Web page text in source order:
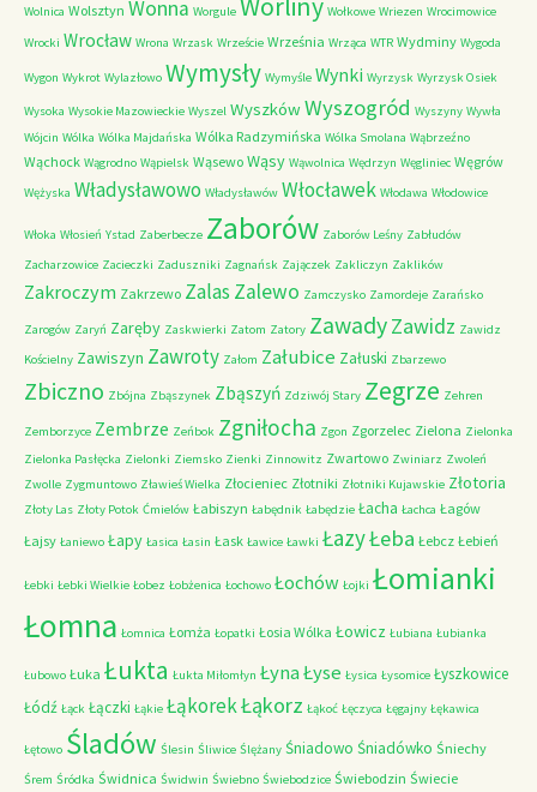
Wolnica Wolsztyn Wonna Worgule Worliny Wołkowe Wriezen Wrocimowice
Wrocki Wrocław Wrona Wrzask Wrzeście Września Wrząca WTR Wydminy Wygoda
Wygon Wykrot Wylazłowo Wymysły Wymyśle Wynki Wyrzysk Wyrzysk Osiek
Wysoka Wysokie Mazowieckie Wyszel WyszkówWyszogród Wyszyny Wywła
Wójcin Wólka Wólka Majdańska Wólka Radzymińska Wólka Smolana Wąbrzeźno
Wąchock Wągrodno Wąpielsk Wąsewo Wąsy Wąwolnica Wędrzyn Węgliniec Węgrów
Wężyska Władysławowo Władysławów Włocławek Włodawa Włodowice
Włoka Włosień Ystad Zaberbecze Zaborów Zaborów Leśny Zabłudów
Zacharzowice Zacieczki Zaduszniki Zagnańsk Zajączek Zakliczyn Zaklików
Zakroczym Zakrzewo ZalasZalewo Zamczysko Zamordeje Zarańsko
Zarogów Zaryń Zaręby Zaskwierki Zatom Zatory ZawadyZawidz Zawidz
Kościelny Zawiszyn Zawroty Załom Załubice Załuski Zbarzewo
Zbiczno Zbójna Zbąszynek Zbąszyń Zdziwój Stary Zegrze Zehren
Zemborzyce Zembrze Zeńbok Zgniłocha Zgon Zgorzelec Zielona Zielonka
Zielonka Pasłęcka Zielonki Ziemsko Zienki Zinnowitz Zwartowo Zwiniarz Zwoleń
Zwolle Zygmuntowo Zławieś Wielka Złocieniec Złotniki Złotniki Kujawskie Złotoria
Złoty Las Złoty Potok Ćmielów Łabiszyn Łabędnik Łabędzie Łacha Łachca Łagów
Łajsy Łaniewo Łapy Łasica Łasin Łask Ławice Ławki ŁazyŁeba Łebcz Łebień
Łebki Łebki Wielkie Łobez Łobżenica Łochowo Łochów Łojki Łomianki
Łomna Łomnica Łomża Łopatki Łosia Wólka Łowicz Łubiana Łubianka
Łubowo Łuka Łukta Łukta Miłomłyn ŁynaŁyse Łysica Łysomice Łyszkowice
Łódź Łąck Łączki Łąkie ŁąkorekŁąkorz Łąkoć Łęczyca Łęgajny Łękawica
Łętowo Śladów Ślesin Śliwice Ślężany Śniadowo Śniadówko Śniechy
Śrem Śródka Świdnica Świdwin Świebno Świebodzice Świebodzin Świecie